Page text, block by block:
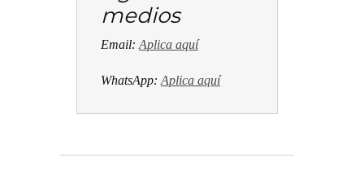
medios
Email: Aplica aquí
WhatsApp: Aplica aquí